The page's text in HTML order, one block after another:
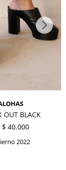
OUT BLACK
$ 40.000
2022